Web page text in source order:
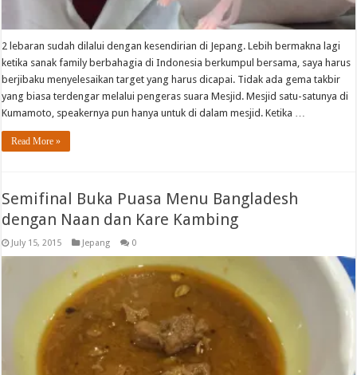
2 lebaran sudah dilalui dengan kesendirian di Jepang. Lebih bermakna lagi
ketika sanak family berbahagia di Indonesia berkumpul bersama, saya harus
berjibaku menyelesaikan target yang harus dicapai. Tidak ada gema takbir
yang biasa terdengar melalui pengeras suara Mesjid. Mesjid satu-satunya di
Kumamoto, speakernya pun hanya untuk di dalam mesjid. Ketika …
Read More »
Semifinal Buka Puasa Menu Bangladesh
dengan Naan dan Kare Kambing
July 15, 2015 Jepang 0